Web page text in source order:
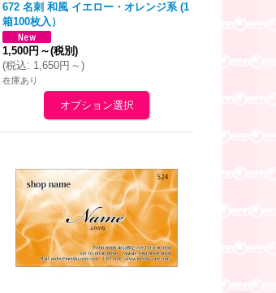
672 名刺 和風 イエロー・オレンジ系 (1
箱100枚入）
1,500円 ～(税別)
(税込: 1,650円 ～)
在庫あり